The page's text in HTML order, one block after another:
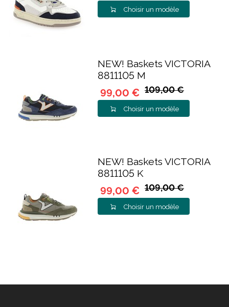
Choisir un modèle
NEW! Baskets VICTORIA
8811105 M
99,00 € 109,00 €
Choisir un modèle
NEW! Baskets VICTORIA
8811105 K
99,00 € 109,00 €
Choisir un modèle